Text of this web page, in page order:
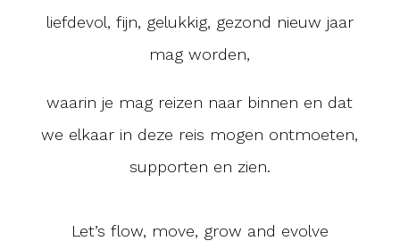
liefdevol, fijn, gelukkig, gezond nieuw jaar
mag worden,
waarin je mag reizen naar binnen en dat
we elkaar in deze reis mogen ontmoeten,
supporten en zien.
Let’s flow, move, grow and evolve